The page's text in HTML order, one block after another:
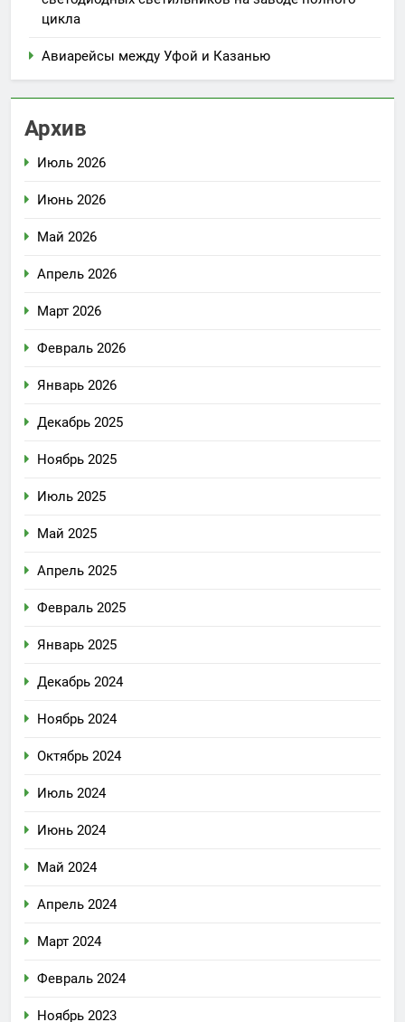
цикла
Авиарейсы между Уфой и Казанью
Архив
Июль 2026
Июнь 2026
Май 2026
Апрель 2026
Март 2026
Февраль 2026
Январь 2026
Декабрь 2025
Ноябрь 2025
Июль 2025
Май 2025
Апрель 2025
Февраль 2025
Январь 2025
Декабрь 2024
Ноябрь 2024
Октябрь 2024
Июль 2024
Июнь 2024
Май 2024
Апрель 2024
Март 2024
Февраль 2024
Ноябрь 2023